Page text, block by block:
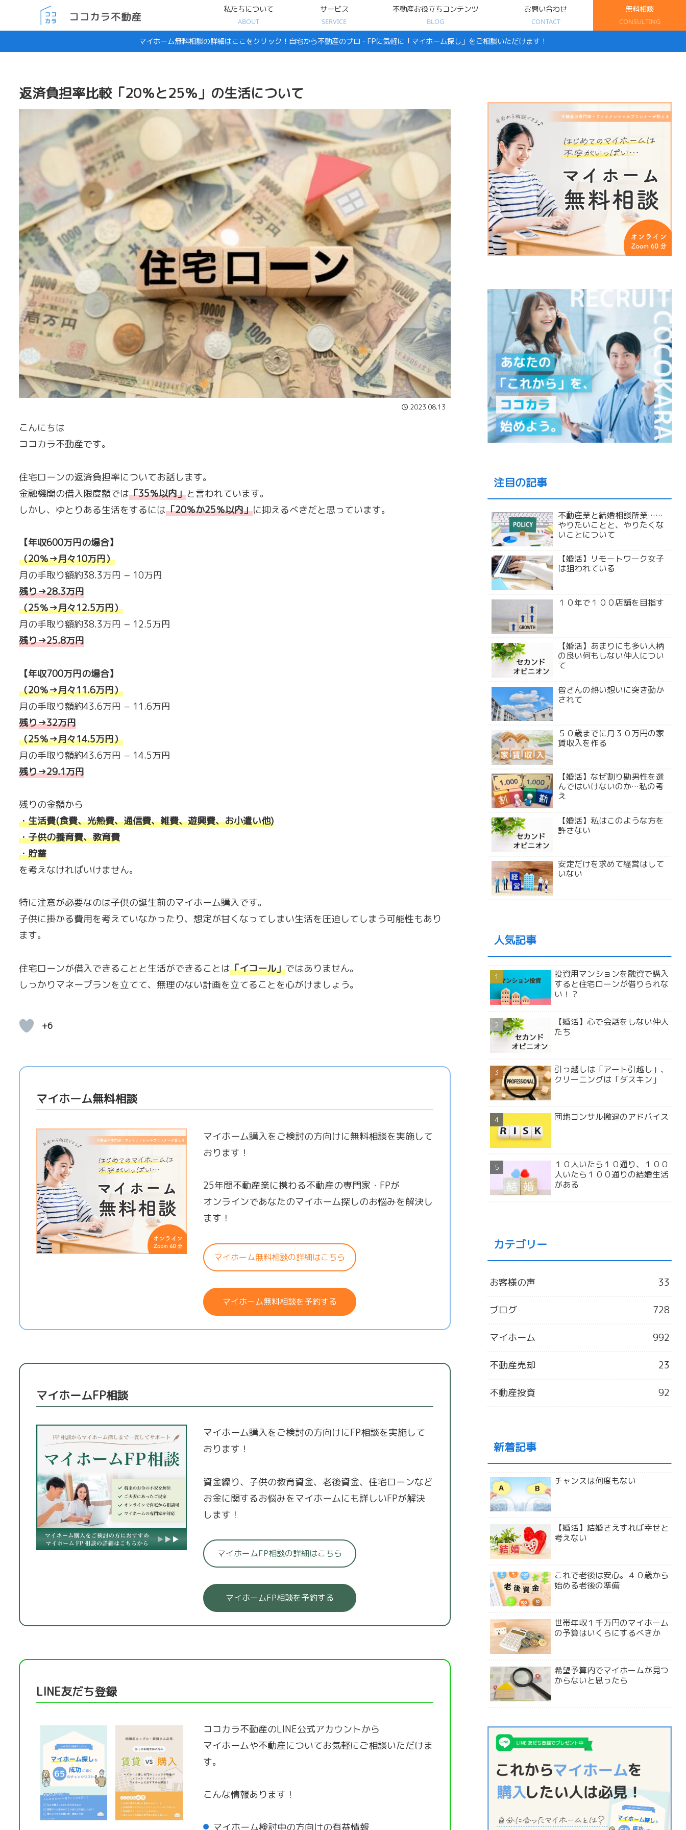
私たちについて
ABOUT
サービス
SERVICE
不動産お役立ちコンテンツ
BLOG
お問い合わせ
CONTACT
無料相談
CONSULTING
マイホーム無料相談の詳細はここをクリック！自宅から不動産のプロ・FPに気軽に「マイホーム探し」をご相談いただけます！
返済負担率比較「20％と25％」の生活について
2023.08.13
こんにちは
ココカラ不動産です。
住宅ローンの返済負担率についてお話します。
金融機関の借入限度額では「35％以内」と言われています。
しかし、ゆとりある生活をするには「20％か25％以内」に抑えるべきだと思っています。
【年収600万円の場合】
（20％→月々10万円）
月の手取り額約38.3万円 − 10万円
残り→28.3万円
（25％→月々12.5万円）
月の手取り額約38.3万円 − 12.5万円
残り→25.8万円
【年収700万円の場合】
（20％→月々11.6万円）
月の手取り額約43.6万円 − 11.6万円
残り→32万円
（25％→月々14.5万円）
月の手取り額約43.6万円 − 14.5万円
残り→29.1万円
残りの金額から
・生活費(食費、光熱費、通信費、雑費、遊興費、お小遣い他)
・子供の養育費、教育費
・貯蓄
を考えなければいけません。
特に注意が必要なのは子供の誕生前のマイホーム購入です。
子供に掛かる費用を考えていなかったり、想定が甘くなってしまい生活を圧迫してしまう可能性もあり
ます。
住宅ローンが借入できることと生活ができることは「イコール」ではありません。
しっかりマネープランを立てて、無理のない計画を立てることを心がけましょう。
+6
マイホーム無料相談
マイホーム購入をご検討の方向けに無料相談を実施して
おります！
25年間不動産業に携わる不動産の専門家・FPが
オンラインであなたのマイホーム探しのお悩みを解決し
ます！
マイホーム無料相談の詳細はこちら
マイホーム無料相談を予約する
マイホームFP相談
マイホーム購入をご検討の方向けにFP相談を実施して
おります！
資金繰り、子供の教育資金、老後資金、住宅ローンなど
お金に関するお悩みをマイホームにも詳しいFPが解決
します！
マイホームFP相談の詳細はこちら
マイホームFP相談を予約する
LINE友だち登録
ココカラ不動産のLINE公式アカウントから
マイホームや不動産についてお気軽にご相談いただけま
す。
こんな情報あります！
マイホーム検討中の方向けの有益情報
注目の記事
不動産業と結婚相談所業……
やりたいことと、やりたくな
いことについて
【婚活】リモートワーク女子
は狙われている
１０年で１００店舗を目指す
【婚活】あまりにも多い人柄
の良い何もしない仲人につい
て
皆さんの熱い想いに突き動か
されて
５０歳までに月３０万円の家
賃収入を作る
【婚活】なぜ割り勘男性を選
んではいけないのか…私の考
え
【婚活】私はこのような方を
許さない
安定だけを求めて経営はして
いない
人気記事
投資用マンションを融資で購入
すると住宅ローンが借りられな
い！？
【婚活】心で会話をしない仲人
たち
引っ越しは「アート引越し」、
クリーニングは「ダスキン」
団地コンサル撤退のアドバイス
１０人いたら１０通り、１００
人いたら１００通りの結婚生活
がある
カテゴリー
お客様の声 33
ブログ 728
マイホーム 992
不動産売却 23
不動産投資 92
新着記事
チャンスは何度もない
【婚活】結婚さえすれば幸せと
考えない
これで老後は安心。４０歳から
始める老後の準備
世帯年収１千万円のマイホーム
の予算はいくらにするべきか
希望予算内でマイホームが見つ
からないと思ったら